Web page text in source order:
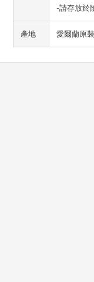
-請存放於
產地 愛爾蘭原